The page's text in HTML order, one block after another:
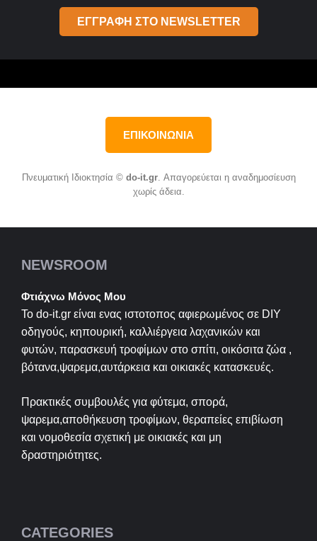
ΕΓΓΡΑΦΗ ΣΤΟ NEWSLETTER
ΕΠΙΚΟΙΝΩΝΙΑ
Πνευματική Ιδιοκτησία © do-it.gr. Απαγορεύεται η αναδημοσίευση
χωρίς άδεια.
NEWSROOM
Φτιάχνω Μόνος Μου
Το do-it.gr είναι ενας ιστοτοπος αφιερωμένος σε DIY
οδηγούς, κηπουρική, καλλιέργεια λαχανικών και
φυτών, παρασκευή τροφίμων στο σπίτι, οικόσιτα ζώα ,
βότανα,ψαρεμα,αυτάρκεια και οικιακές κατασκευές.
Πρακτικές συμβουλές για φύτεμα, σπορά,
ψαρεμα,αποθήκευση τροφίμων, θεραπείες επιβίωση
και νομοθεσία σχετική με οικιακές και μη
δραστηριότητες.
CATEGORIES